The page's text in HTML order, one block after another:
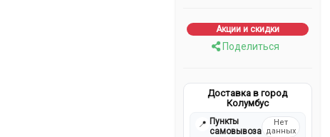
Акции и скидки
Поделиться
Доставка в город
Колумбус
📍 Пункты
самовывоза
Нет
данных